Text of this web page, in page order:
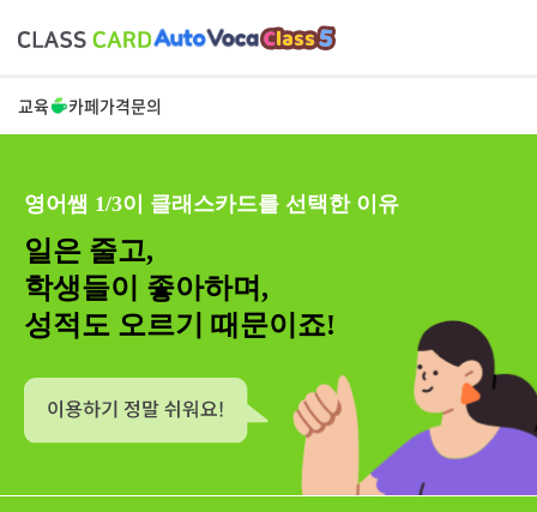
교육 카페가격문의
영어쌤 1/3이 클래스카드를 선택한 이유
일은 줄고,
학생들이 좋아하며,
성적도 오르기 때문이죠!